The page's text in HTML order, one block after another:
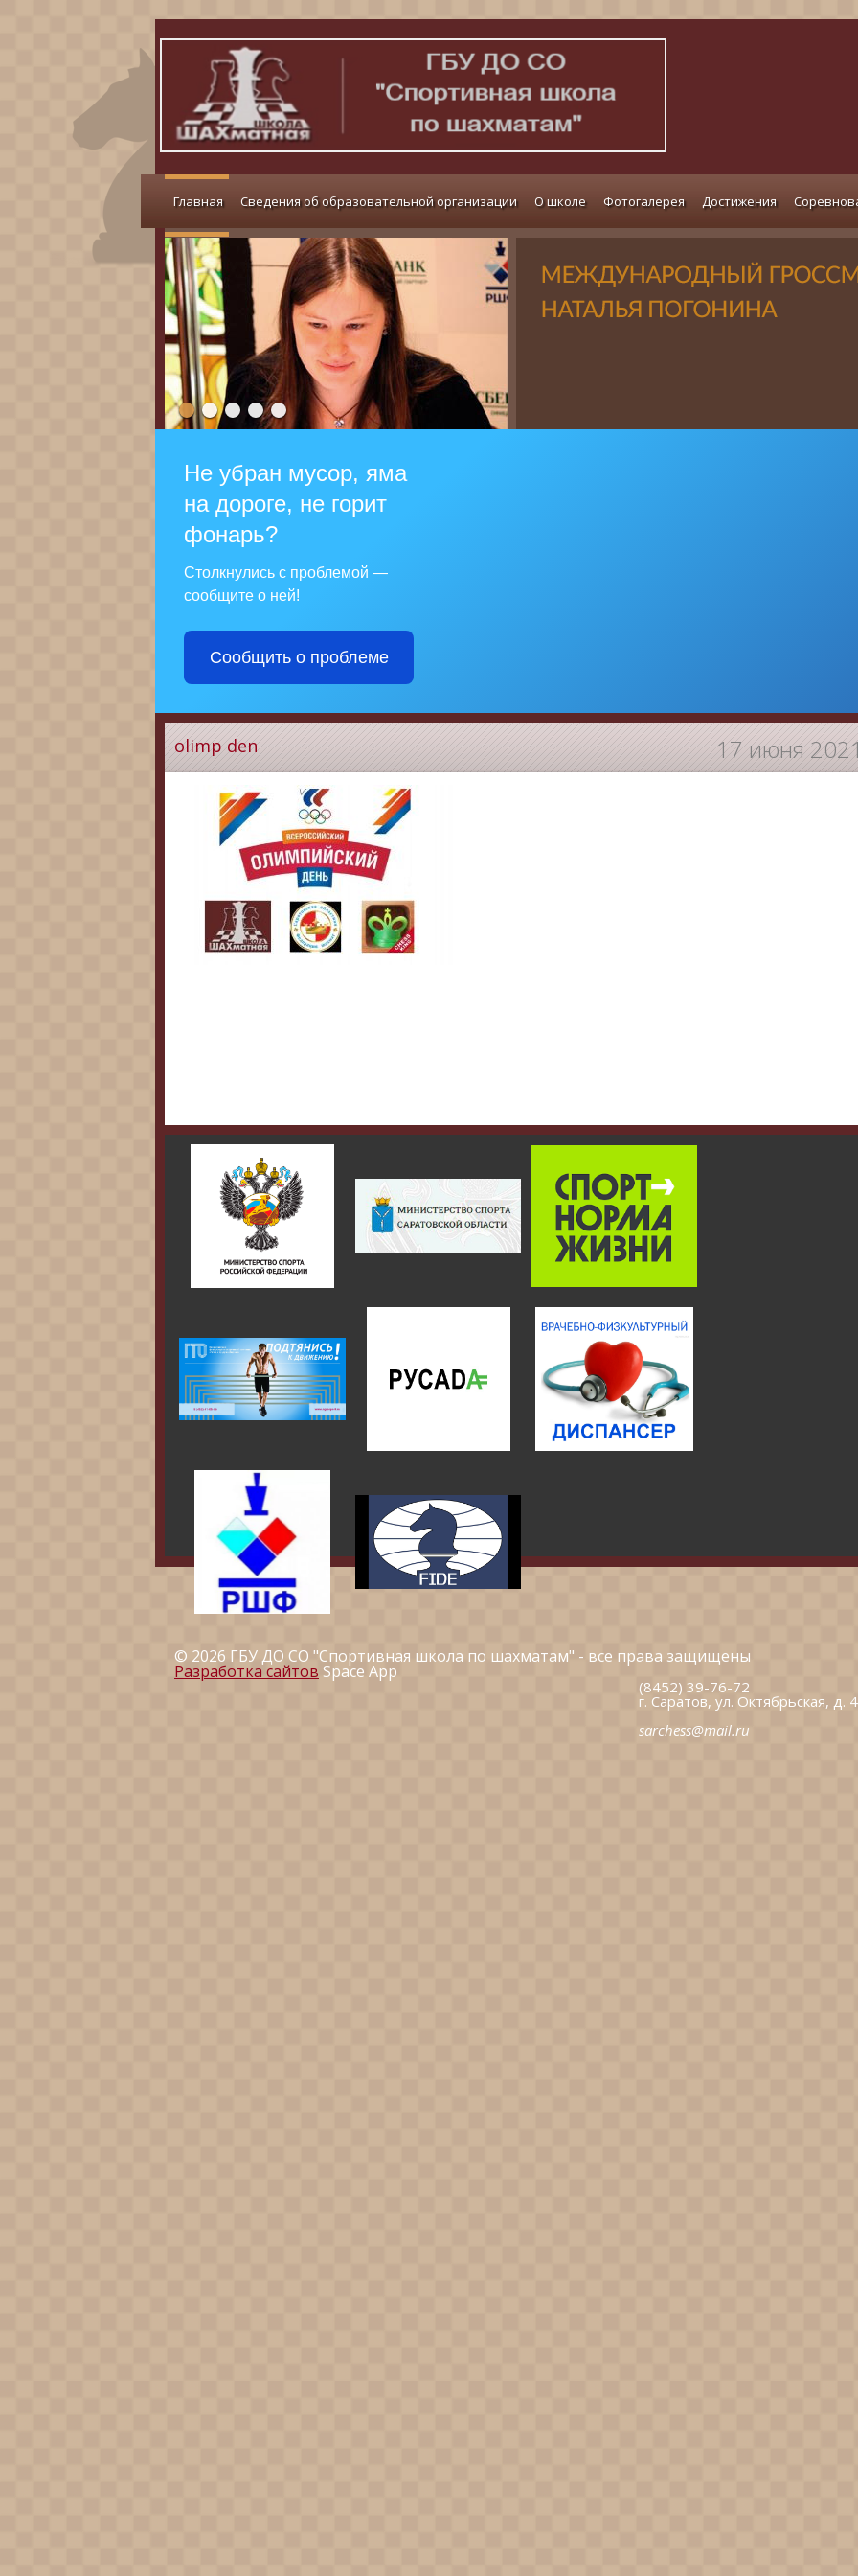
Главная Сведения об образовательной организации О школе Фотогалерея Достижения
Не убран мусор, яма
на дороге, не горит
фонарь?
Столкнулись с проблемой —
сообщите о ней!
Сообщить о проблеме
17 июня
olimp den
© 2026 ГБУ ДО СО "Спортивная школа по шахматам" - все права защищены
Разработка сайтов Space App
(8452) 39-76-72
г. Саратов, ул. Октябрьская, д.
sarchess@mail.ru